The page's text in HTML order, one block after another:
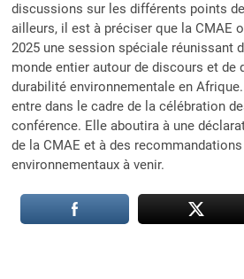
discussions sur les différents points de
ailleurs, il est à préciser que la CMAE
2025 une session spéciale réunissant
monde entier autour de discours et de
durabilité environnementale en
entre dans le cadre de la célébration
conférence. Elle aboutira à une
de la CMAE et à des
environnementaux à venir.